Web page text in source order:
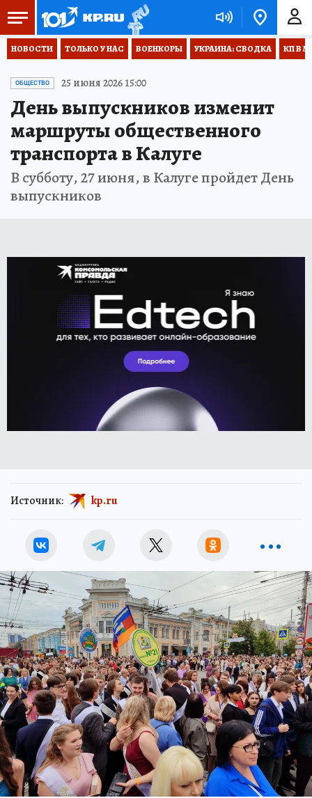
НОВОСТИ ТОЛЬКО У НАС ВОЕНКОРЫ УКРАИНА: СВОДКА КП В
ОБЩЕСТВО 25 июня 2026 15:00
День выпускников изменит
маршруты общественного
транспорта в Калуге
В субботу, 27 июня, в Калуге пройдет День
выпускников
Источник: kp.ru